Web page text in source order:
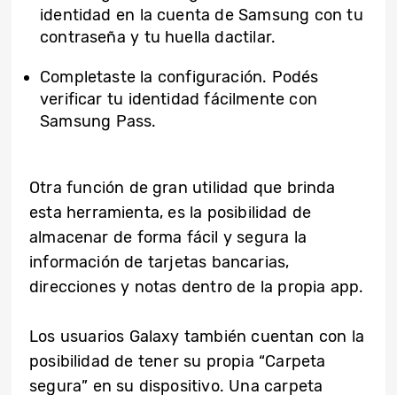
identidad en la cuenta de Samsung con tu
contraseña y tu huella dactilar.
Completaste la configuración. Podés
verificar tu identidad fácilmente con
Samsung Pass.
Otra función de gran utilidad que brinda
esta herramienta, es la posibilidad de
almacenar de forma fácil y segura la
información de tarjetas bancarias,
direcciones y notas dentro de la propia app.
Los usuarios Galaxy también cuentan con la
posibilidad de tener su propia “Carpeta
segura” en su dispositivo. Una carpeta